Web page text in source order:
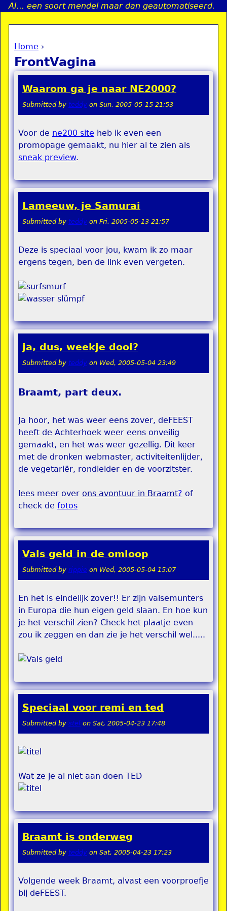
Jump to navigation
AI... een soort mendel maar dan geautomatiseerd.
You are here
Home ›
FrontVagina
Waarom ga je naar NE2000?
Submitted by teddy on Sun, 2005-05-15 21:53
Voor de ne200 site heb ik even een
promopage gemaakt, nu hier al te zien als
sneak preview.
Lameeuw, je Samurai
Submitted by teddy on Fri, 2005-05-13 21:57
Deze is speciaal voor jou, kwam ik zo maar
ergens tegen, ben de link even vergeten.
ja, dus, weekje dooi?
Submitted by teddy on Wed, 2005-05-04 23:49
Braamt, part deux.
Ja hoor, het was weer eens zover, deFEEST
heeft de Achterhoek weer eens onveilig
gemaakt, en het was weer gezellig. Dit keer
met de dronken webmaster, activiteitenlijder,
de vegetariër, rondleider en de voorzitster.
lees meer over ons avontuur in Braamt? of
check de fotos
Vals geld in de omloop
Submitted by rippie on Wed, 2005-05-04 15:07
En het is eindelijk zover!! Er zijn valsemunters
in Europa die hun eigen geld slaan. En hoe kun
je het verschil zien? Check het plaatje even
zou ik zeggen en dan zie je het verschil wel.....
Speciaal voor remi en ted
Submitted by stel on Sat, 2005-04-23 17:48
Wat ze je al niet aan doen TED
Braamt is onderweg
Submitted by teddy on Sat, 2005-04-23 17:23
Volgende week Braamt, alvast een voorproefje
bij deFEEST.